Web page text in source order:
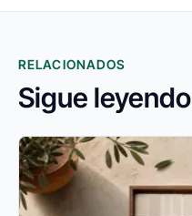
RELACIONADOS
Sigue leyendo